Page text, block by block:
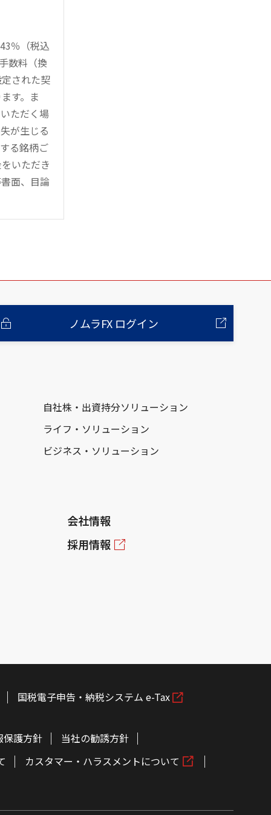
％（税込
数料（換
された契
す。ま
ただく場
が生じる
る銘柄ご
いただき
面、目論
ノムラFX ログイン
自社株・出資持分ソリューション
ライフ・ソリューション
ビジネス・ソリューション
会社情報
採用情報
国税電子申告・納税システム e-Tax
保護方針
当社の勧誘方針
カスタマー・ハラスメントについて